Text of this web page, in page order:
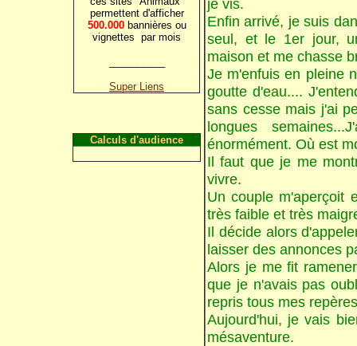
permettent d'afficher
500.000bannières ou
vignettes par mois
Super Liens
Calculs d'audience
je vis.
Enfin arrivé, je suis
seul, et le 1er jour,
maison et me chasse
Je m'enfuis en pleine
goutte d'eau....
sans cesse mais j'ai
longues
énormément. Où est
Il faut que je me
vivre.
Un couple m'aperçoit
très faible et très
Il décide alors
laisser des annonces
Alors je me fit
que je n'avais pas
repris tous mes
Aujourd'hui, je vais
mésaventure.